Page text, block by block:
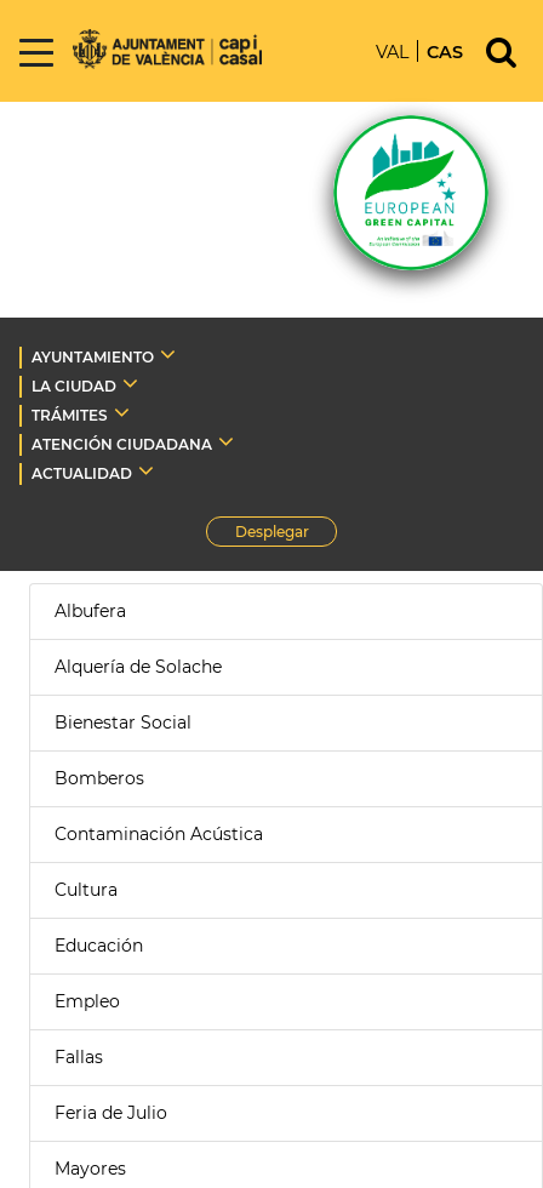
VAL CAS
AYUNTAMIENTO
LA CIUDAD
TRÁMITES
ATENCIÓN CIUDADANA
ACTUALIDAD
Desplegar
Albufera
Alquería de Solache
Bienestar Social
Bomberos
Contaminación Acústica
Cultura
Educación
Empleo
Fallas
Feria de Julio
Mayores